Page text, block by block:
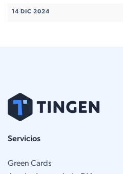
14 DIC 2024
Servicios
Green Cards